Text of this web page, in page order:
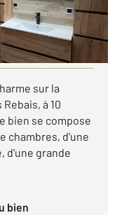
sur la
à 10
bien se compose
chambres, d'une
d'une grande
bien